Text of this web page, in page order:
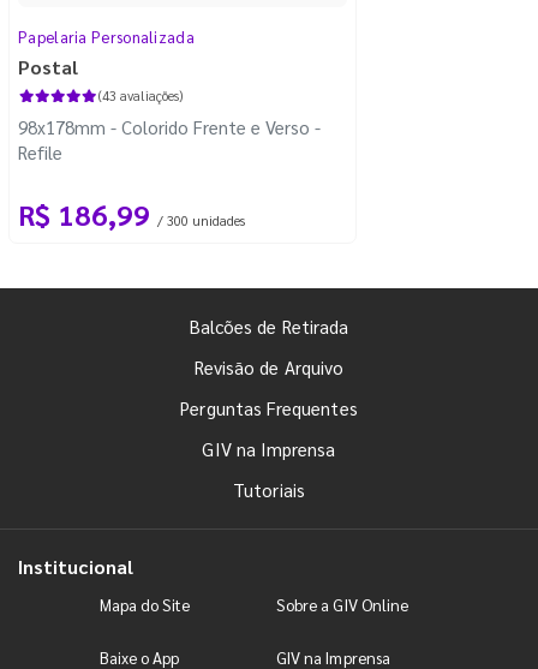
Papelaria Personalizada
Postal
(43 avaliações)
98x178mm - Colorido Frente e Verso -
Refile
R$ 186,99 / 300 unidades
Balcões de Retirada
Revisão de Arquivo
Perguntas Frequentes
GIV na Imprensa
Tutoriais
Institucional
Mapa do Site Sobre a GIV Online
Baixe o App GIV na Imprensa